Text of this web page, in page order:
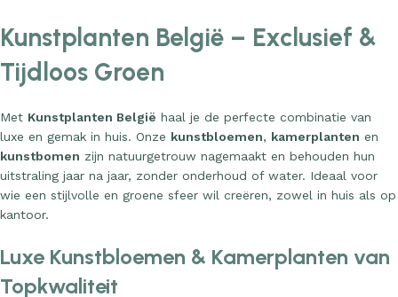
Kunstplanten België – Exclusief &
Tijdloos Groen
Met Kunstplanten België haal je de perfecte combinatie van
luxe en gemak in huis. Onze kunstbloemen, kamerplanten en
kunstbomen zijn natuurgetrouw nagemaakt en behouden hun
uitstraling jaar na jaar, zonder onderhoud of water. Ideaal voor
wie een stijlvolle en groene sfeer wil creëren, zowel in huis als op
kantoor.
Luxe Kunstbloemen & Kamerplanten van
Topkwaliteit